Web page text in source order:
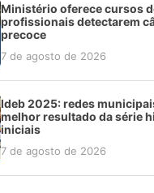
Ministério oferece cursos
profissionais detectarem
precoce
7 de agosto de 2026
Ideb 2025: redes
melhor resultado da série
iniciais
7 de agosto de 2026